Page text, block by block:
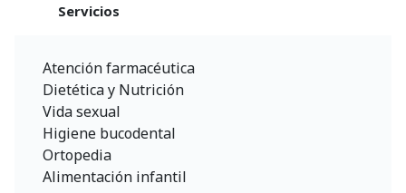
Servicios
Atención farmacéutica
Dietética y Nutrición
Vida sexual
Higiene bucodental
Ortopedia
Alimentación infantil